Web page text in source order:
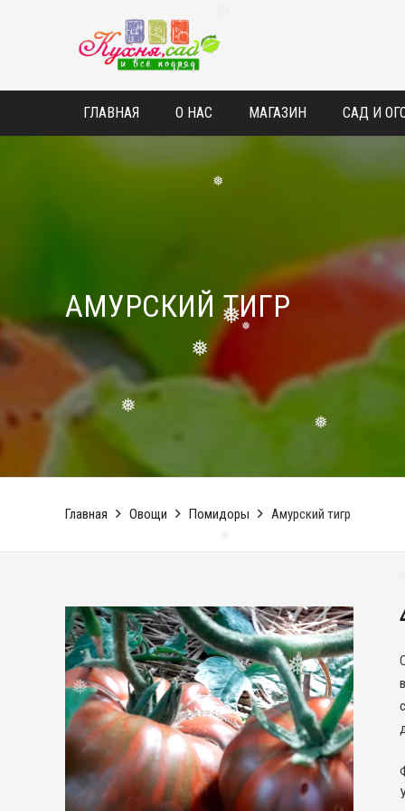
❅
❅
❅
❅
❅
❅
❅
ГЛАВНАЯ О НАС МАГАЗИН САД И
АМУРСКИЙ ТИГР
Главная Овощи Помидоры Амурский тигр